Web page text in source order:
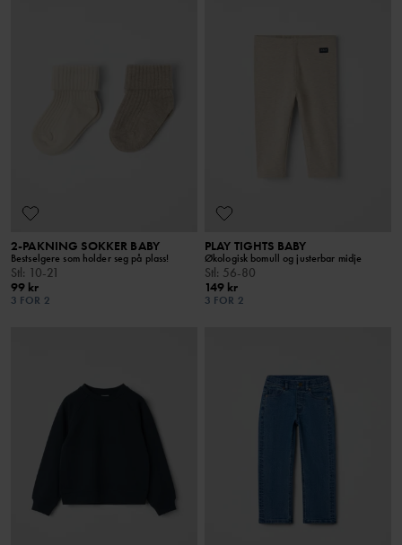
2-PAKNING SOKKER BABY
Bestselgere som holder seg på plass!
Stl : 10-21
99 kr
3 FOR 2
PLAY TIGHTS BABY
Økologisk bomull og justerbar midje
Stl : 56-80
149 kr
3 FOR 2